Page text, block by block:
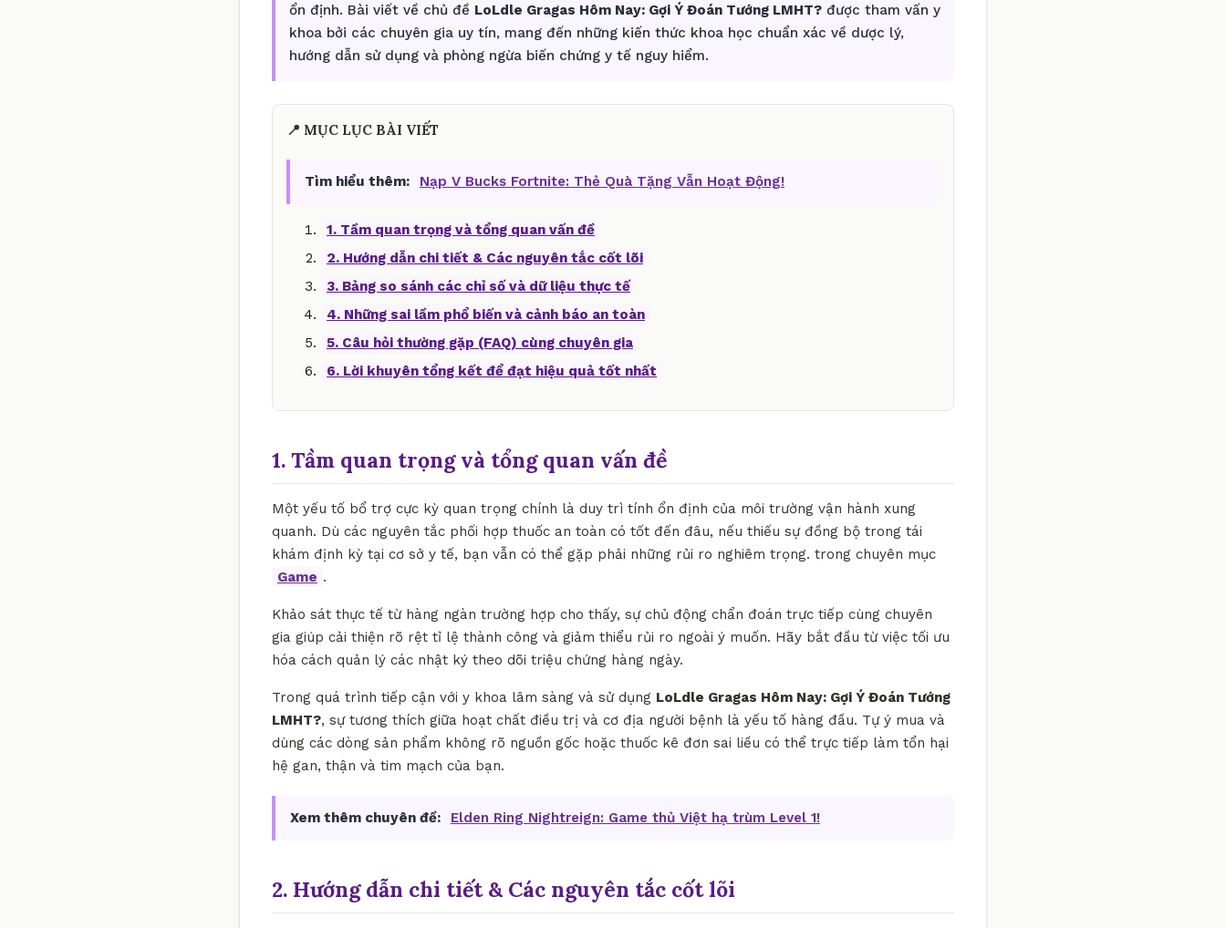
ổn định. Bài viết về chủ đề LoLdle Gragas Hôm Nay: Gợi Ý Đoán Tướng LMHT? được tham vấn y
khoa bởi các chuyên gia uy tín, mang đến những kiến thức khoa học chuẩn xác về dược lý,
hướng dẫn sử dụng và phòng ngừa biến chứng y tế nguy hiểm.
📍 MỤC LỤC BÀI VIẾT
Tìm hiểu thêm: Nạp V Bucks Fortnite: Thẻ Quà Tặng Vẫn Hoạt Động!
1. Tầm quan trọng và tổng quan vấn đề
2. Hướng dẫn chi tiết & Các nguyên tắc cốt lõi
3. Bảng so sánh các chỉ số và dữ liệu thực tế
4. Những sai lầm phổ biến và cảnh báo an toàn
5. Câu hỏi thường gặp (FAQ) cùng chuyên gia
6. Lời khuyên tổng kết để đạt hiệu quả tốt nhất
1. Tầm quan trọng và tổng quan vấn đề
Một yếu tố bổ trợ cực kỳ quan trọng chính là duy trì tính ổn định của môi trường vận hành xung
quanh. Dù các nguyên tắc phối hợp thuốc an toàn có tốt đến đâu, nếu thiếu sự đồng bộ trong tái
khám định kỳ tại cơ sở y tế, bạn vẫn có thể gặp phải những rủi ro nghiêm trọng. trong chuyên mục
Game .
Khảo sát thực tế từ hàng ngàn trường hợp cho thấy, sự chủ động chẩn đoán trực tiếp cùng chuyên
gia giúp cải thiện rõ rệt tỉ lệ thành công và giảm thiểu rủi ro ngoài ý muốn. Hãy bắt đầu từ việc tối ưu
hóa cách quản lý các nhật ký theo dõi triệu chứng hàng ngày.
Trong quá trình tiếp cận với y khoa lâm sàng và sử dụng LoLdle Gragas Hôm Nay: Gợi Ý Đoán Tướng
LMHT?, sự tương thích giữa hoạt chất điều trị và cơ địa người bệnh là yếu tố hàng đầu. Tự ý mua và
dùng các dòng sản phẩm không rõ nguồn gốc hoặc thuốc kê đơn sai liều có thể trực tiếp làm tổn hại
hệ gan, thận và tim mạch của bạn.
Xem thêm chuyên đề: Elden Ring Nightreign: Game thủ Việt hạ trùm Level 1!
2. Hướng dẫn chi tiết & Các nguyên tắc cốt lõi